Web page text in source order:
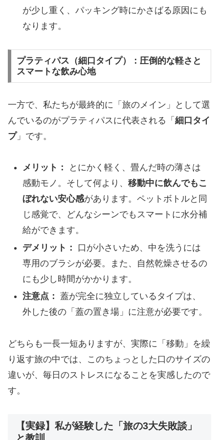
が少し重く、パッキング時にかさばる原因にも
なります。
​プラティパス（細口タイプ）：圧倒的な軽さと
スマートな飲み心地
一方で、私たちが最終的に「旅のメイン」として選
んでいるのがプラティパスに代表される「 細口タイ
プ」です。
メリット：
とにかく軽く、畳んだ時の薄さは
感動モノ。そして何より、 移動中に飲んでもこ
ぼれない安心感があります。ペットボトルと同
じ感覚で、どんなシーンでもスマートに水分補
給ができます。
デメリット：
口が小さいため、中を洗うには
専用のブラシが必要。また、自然乾燥させるの
にも少し時間がかかります。
注意点： 蓋が完全に独立しているタイプは、
外した後の「蓋の置き場」に注意が必要です。
どちらも一長一短ありますが、実際に「移動」を繰
り返す旅の中では、このちょっとした口のサイズの
違いが、毎日のストレスになることを実感したので
す。
【実録】私が経験した「旅の3大失敗談」